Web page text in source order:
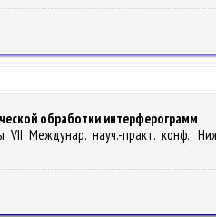
обработки интерферограмм
Междунар. науч.-практ. конф.,